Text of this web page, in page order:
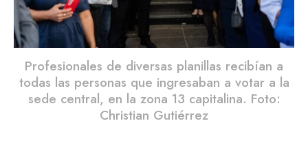
Profesionales de diversas planillas recibían a
todas las personas que ingresaban a votar a la
sede central, en la zona 13 capitalina. Foto:
Christian Gutiérrez